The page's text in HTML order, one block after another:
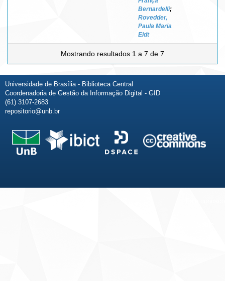
Bernardelli;
Rovedder,
Paula Maria
Eidt
Mostrando resultados 1 a 7 de 7
Universidade de Brasília - Biblioteca Central
Coordenadoria de Gestão da Informação Digital - GID
(61) 3107-2683
repositorio@unb.br